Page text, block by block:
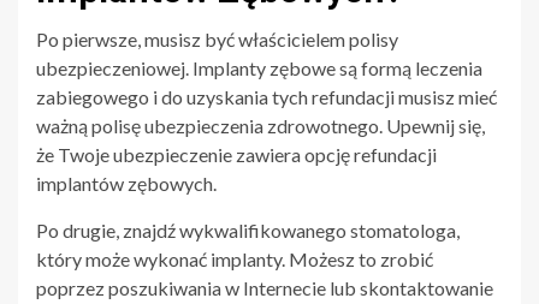
Po pierwsze, musisz być właścicielem polisy
ubezpieczeniowej. Implanty zębowe są formą leczenia
zabiegowego i do uzyskania tych refundacji musisz mieć
ważną polisę ubezpieczenia zdrowotnego. Upewnij się,
że Twoje ubezpieczenie zawiera opcję refundacji
implantów zębowych.
Po drugie, znajdź wykwalifikowanego stomatologa,
który może wykonać implanty. Możesz to zrobić
poprzez poszukiwania w Internecie lub skontaktowanie